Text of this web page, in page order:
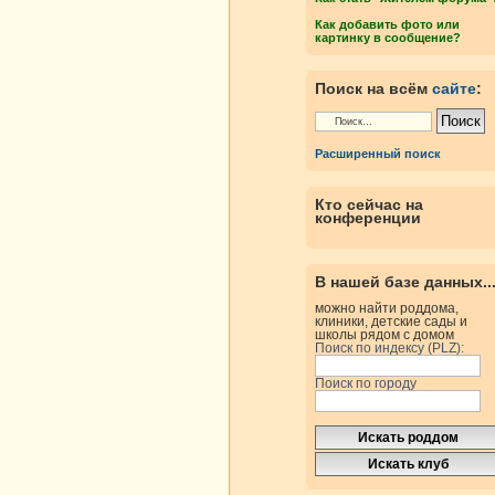
Как добавить фото или
картинку в сообщение?
Поиск на всём сайте:
Расширенный поиск
Кто сейчас на
конференции
В нашей базе данных...
можно найти роддома,
клиники, детские сады и
школы рядом с домом
Поиск по индексу (PLZ):
Поиск по городу